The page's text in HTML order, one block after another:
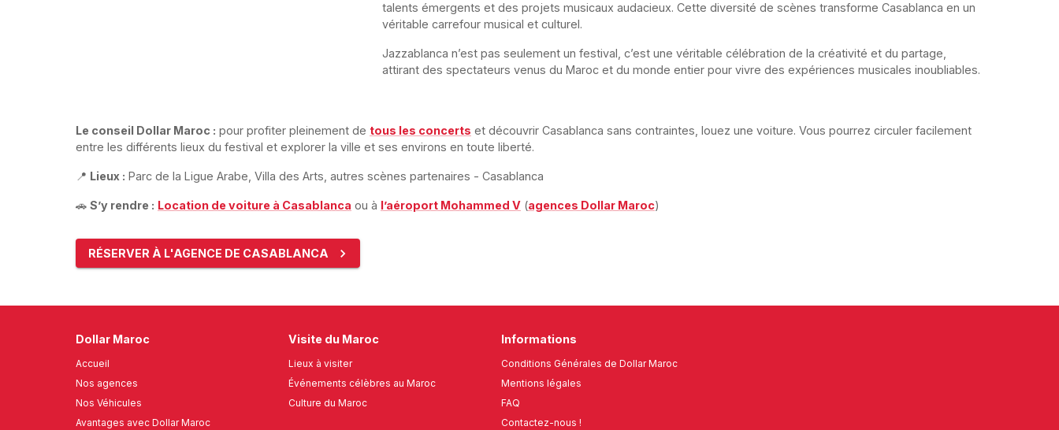
talents émergents et des projets musicaux audacieux. Cette diversité de scènes transforme Casablanca en un
véritable carrefour musical et culturel.
Jazzablanca n’est pas seulement un festival, c’est une véritable célébration de la créativité et du partage,
attirant des spectateurs venus du Maroc et du monde entier pour vivre des expériences musicales inoubliables.
Le conseil Dollar Maroc : pour profiter pleinement de tous les concerts et découvrir Casablanca sans contraintes, louez une voiture. Vous pourrez circuler facilement
entre les différents lieux du festival et explorer la ville et ses environs en toute liberté.
📍 Lieux : Parc de la Ligue Arabe, Villa des Arts, autres scènes partenaires - Casablanca
🚗 S’y rendre : Location de voiture à Casablanca ou à l’aéroport Mohammed V (agences Dollar Maroc)
RÉSERVER À L'AGENCE DE CASABLANCA
Dollar Maroc
Accueil
Nos agences
Nos Véhicules
Avantages avec Dollar Maroc
Visite du Maroc
Lieux à visiter
Événements célèbres au Maroc
Culture du Maroc
Informations
Conditions Générales de Dollar Maroc
Mentions légales
FAQ
Contactez-nous !